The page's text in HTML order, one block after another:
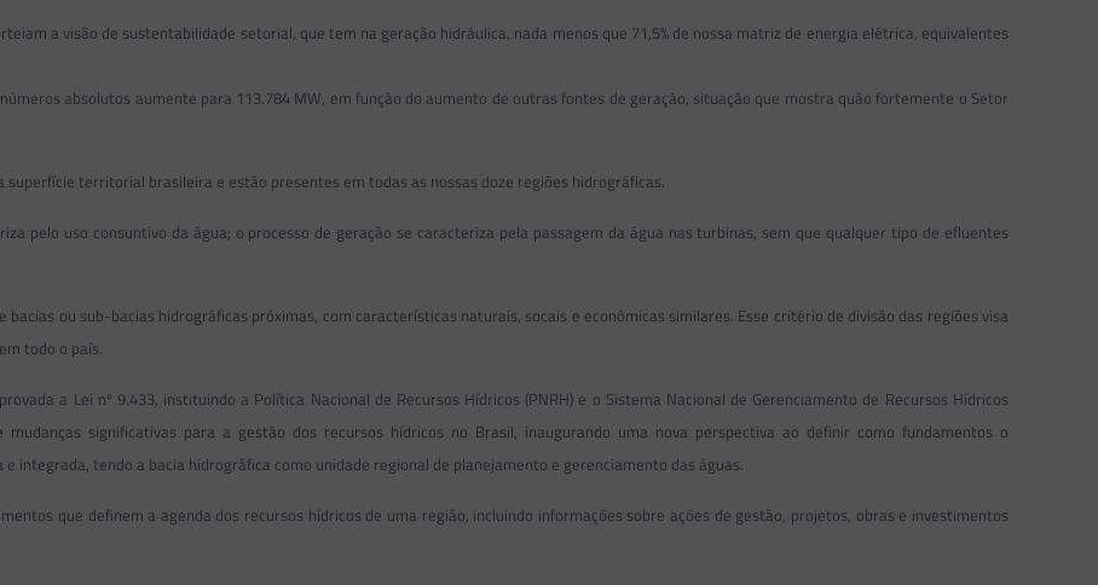
a visão de sustentabilidade setorial, que tem na geração hidráulica, nada menos que 71,5% de nossa matriz de energia elétrica, equivalentes
absolutos aumente para 113.784 MW, em função do aumento de outras fontes de geração, situação que mostra quão fortemente o Setor
superfície territorial brasileira e estão presentes em todas as nossas doze regiões hidrográficas.
pelo uso consuntivo da água; o processo de geração se caracteriza pela passagem da água nas turbinas, sem que qualquer tipo de efluentes
ou sub-bacias hidrográficas próximas, com características naturais, socais e econômicas similares. Esse critério de divisão das regiões visa
todo o país.
a Lei nº 9.433, instituindo a Política Nacional de Recursos Hídricos (PNRH) e o Sistema Nacional de Gerenciamento de Recursos Hídricos
mudanças significativas para a gestão dos recursos hídricos no Brasil, inaugurando uma nova perspectiva ao definir como fundamentos o
integrada, tendo a bacia hidrográfica como unidade regional de planejamento e gerenciamento das águas.
que definem a agenda dos recursos hídricos de uma região, incluindo informações sobre ações de gestão, projetos, obras e investimentos